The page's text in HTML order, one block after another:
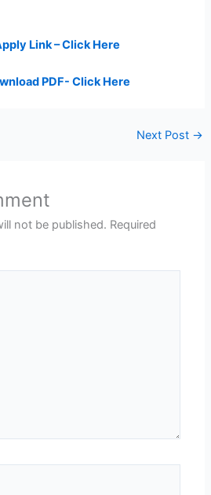
Link – Click Here
PDF- Click Here
Next Post →
not be published. Required